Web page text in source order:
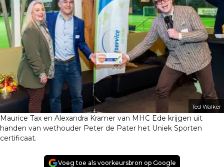
Ted Walker
Maurice Tax en Alexandra Kramer van MHC Ede krijgen uit
handen van wethouder Peter de Pater het Uniek Sporten
certificaat.
Voeg toe als voorkeursbron op Google